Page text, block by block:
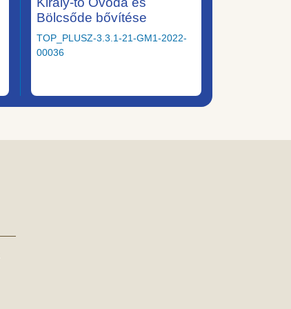
Bölcsőde bővítése
TOP_PLUSZ-3.3.1-21-GM1-2022-
00036